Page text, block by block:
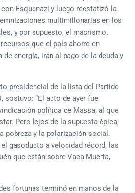
Esquenazi y luego reestatizó la
multimillonarias en los
y por supuesto, el macrismo.
que el país ahorre en
energía, irán al pago de la deuda y
presidencial de la lista del Partido
sostuvo: “El acto de ayer fue
política de Massa, al que
Pero lejos de la supuesta épica,
pobreza y la polarización social.
gasoducto a velocidad récord, las
que están sobre Vaca Muerta,
fortunas terminó en manos de la